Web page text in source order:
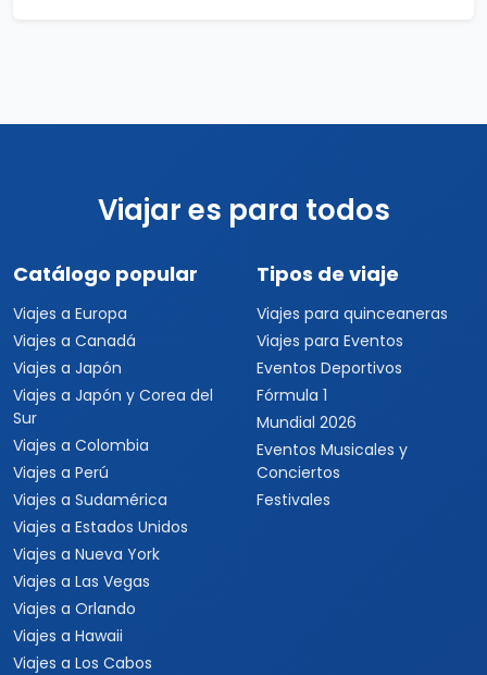
Viajar es para todos
Catálogo popular
Viajes a Europa
Viajes a Canadá
Viajes a Japón
Viajes a Japón y Corea del
Sur
Viajes a Colombia
Viajes a Perú
Viajes a Sudamérica
Viajes a Estados Unidos
Viajes a Nueva York
Viajes a Las Vegas
Viajes a Orlando
Viajes a Hawaii
Viajes a Los Cabos
Tipos de viaje
Viajes para quinceaneras
Viajes para Eventos
Eventos Deportivos
Fórmula 1
Mundial 2026
Eventos Musicales y
Conciertos
Festivales